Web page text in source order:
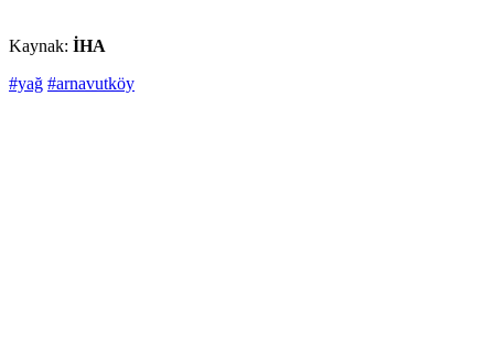
Kaynak: İHA
#yağ #arnavutköy